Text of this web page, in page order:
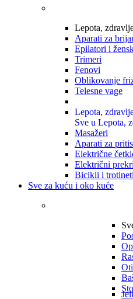
Lepota,
Aparati za
Epilatori i
Trimeri
Fenovi
Oblikovanje
Telesne vage
Lepota,
Sve u Lepota,
Masažeri
Aparati za
Električne
Električni
Bicikli i trotineti
Sve za kuću i oko kuće